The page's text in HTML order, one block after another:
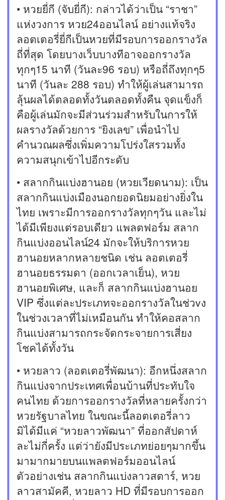
• หวยยี่กี (จับยี่กี): กล่าวได้ว่าเป็น “ราชา”
แห่งวงการ หวย24ออนไลน์ อย่างแท้จริง
ลอตเตอรี่ยี่กีเป็นหวยที่มีรอบการออกรางวัล
ถี่ที่สุด โดยบางเว็บบางทีอาจออกรางวัล
ทุกๆ15 นาที (วันละ96 รอบ) หรือถี่ถึงทุกๆ5
นาที (วันละ 288 รอบ) ทำให้ผู้เล่นสามารถ
ลุ้นผลได้ตลอดทั้งวันตลอดทั้งคืน จุดแข็งก็
คือผู้เล่นมักจะมีส่วนร่วมสำหรับในการให้
ผลรางวัลด้วยการ “ยิงเลข” เพื่อนำไป
คำนวณผลซึ่งเพิ่มความโปร่งใสรวมทั้ง
ความสนุกเข้าไปอีกระดับ
• สลากกินแบ่งฮานอย (หวยเวียดนาม): เป็น
สลากกินแบ่งเมืองนอกยอดนิยมอย่างยิ่งใน
ไทย เพราะมีการออกรางวัลทุกๆวัน และไม่
ได้มีเพียงแต่รอบเดียว แพลตฟอร์ม สลาก
กินแบ่งออนไลน์24 มักจะให้บริการหวย
ฮานอยหลากหลายชนิด เช่น ลอตเตอรี่
ฮานอยธรรมดา (ออกเวลาเย็น), หวย
ฮานอยพิเศษ, และก็ สลากกินแบ่งฮานอย
VIP ซึ่งแต่ละประเภทจะออกรางวัลในช่วvง
ในช่วงเวลาที่ไม่เหมือนกัน ทำให้คอสลาก
กินแบ่งสามารถกระจัดกระจายการเสี่ยง
โชคได้ทั้งวัน
• หวยลาว (ลอตเตอรี่พัฒนา): อีกหนึ่งสลาก
กินแบ่งจากประเทศเพื่อนบ้านที่ประทับใจ
คนไทย ด้วยการออกรางวัลที่หลายครั้งกว่า
หวยรัฐบาลไทย ในขณะนี้ลอตเตอรี่ลาว
มิได้มีแค่ “หวยลาวพัฒนา” ที่ออกสัปดาห์
ละไม่กี่ครั้ง แต่ว่ายังมีประเภทย่อยๆมากขึ้น
มามากมายบนแพลตฟอร์มออนไลน์
ตัวอย่างเช่น สลากกินแบ่งลาวสตาร์, หวย
ลาวสามัคคี, หวยลาว HD ที่มีรอบการออก